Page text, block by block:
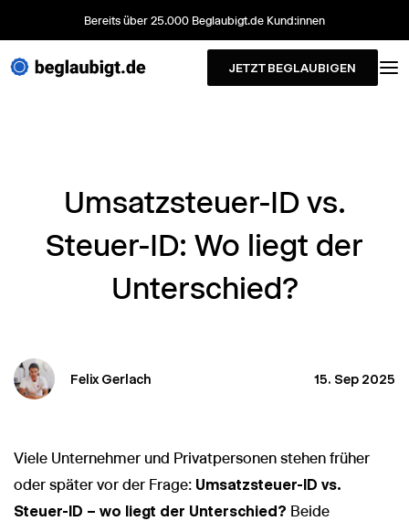
Bereits über 25.000 Beglaubigt.de Kund:innen
JETZT BEGLAUBIGEN
Umsatzsteuer-ID vs.
Steuer-ID: Wo liegt der
Unterschied?
Felix Gerlach 15. Sep 2025
Viele Unternehmer und Privatpersonen stehen früher
oder später vor der Frage: Umsatzsteuer-ID vs.
Steuer-ID – wo liegt der Unterschied? Beide